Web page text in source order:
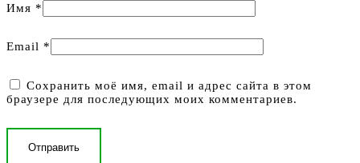
Имя *
Email *
Сохранить моё имя, email и адрес сайта в этом
браузере для последующих моих комментариев.